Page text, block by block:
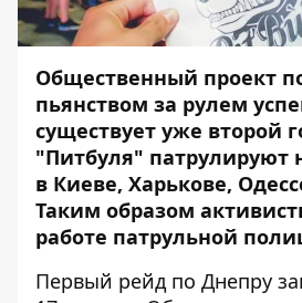
Общественный проект
пьянством за рулем
существует уже второй
"Питбуля" патрулируют
в Киеве, Харькове,
Таким образом
работе патрульной
Первый рейд по Днепру